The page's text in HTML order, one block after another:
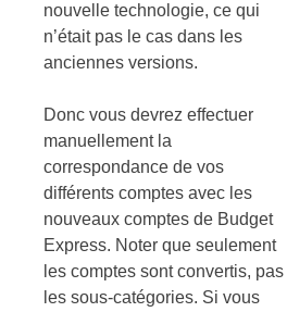
nouvelle technologie, ce qui
n’était pas le cas dans les
anciennes versions.
Donc vous devrez effectuer
manuellement la
correspondance de vos
différents comptes avec les
nouveaux comptes de Budget
Express. Noter que seulement
les comptes sont convertis, pas
les sous-catégories. Si vous